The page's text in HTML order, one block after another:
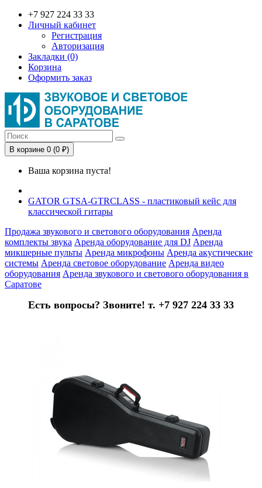
+7 927 224 33 33
Личный кабинет
Регистрация
Авторизация
Закладки (0)
Корзина
Оформить заказ
В корзине 0 (0 ₽)
Ваша корзина пуста!
GATOR GTSA-GTRCLASS - пластиковый кейс для
классической гитары
Продажа звукового и светового оборудования Аренда
комплекты звука Аренда оборудование для DJ Аренда
микшерные пульты Аренда микрофоны Аренда акустические
системы Аренда световое оборудование Аренда видео
оборудования Аренда звукового и светового оборудования в
Саратове
Есть вопросы? Звоните! т. +7 927 224 33 33